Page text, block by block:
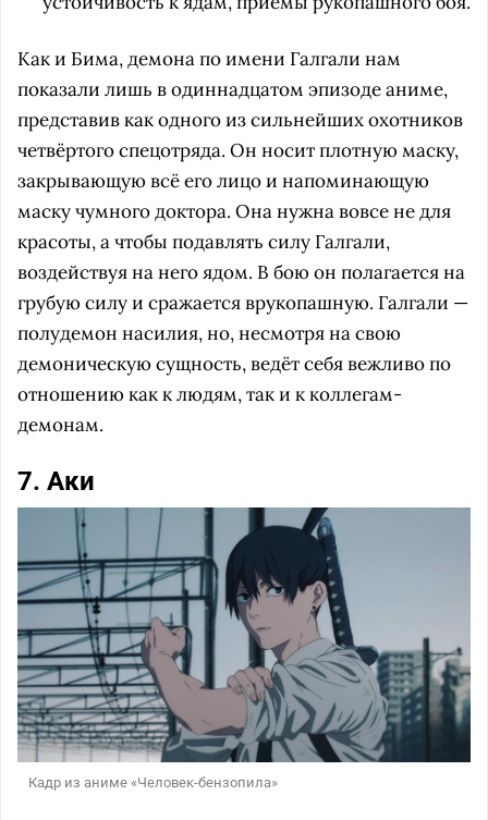
Как и Бима, демона по имени Галгали нам
показали лишь в одиннадцатом эпизоде аниме,
представив как одного из сильнейших охотников
четвёртого спецотряда. Он носит плотную маску,
закрывающую всё его лицо и напоминающую
маску чумного доктора. Она нужна вовсе не для
красоты, а чтобы подавлять силу Галгали,
воздействуя на него ядом. В бою он полагается на
грубую силу и сражается врукопашную. Галгали —
полудемон насилия, но, несмотря на свою
демоническую сущность, ведёт себя вежливо по
отношению как к людям, так и к коллегам-
демонам.
7. Аки
Кадр из аниме «Человек-бензопила»